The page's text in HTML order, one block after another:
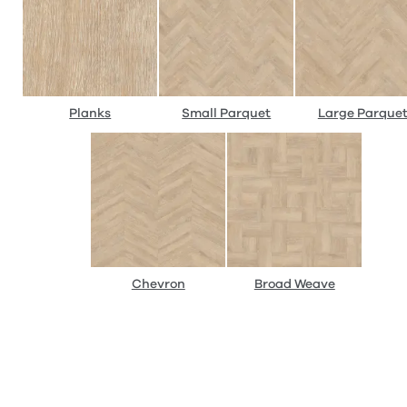
Planks Small Parquet Large Parquet
Chevron Broad Weave